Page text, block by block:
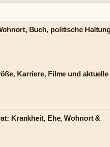
Buch, politische
Karriere, Filme und aktuelle
Krankheit, Ehe, Wohnort &